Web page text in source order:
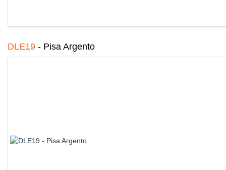
DLE19 - Pisa Argento